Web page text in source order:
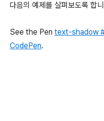
다음의 예제를 살펴보도록 합
See the Pen text-shadow
CodePen.